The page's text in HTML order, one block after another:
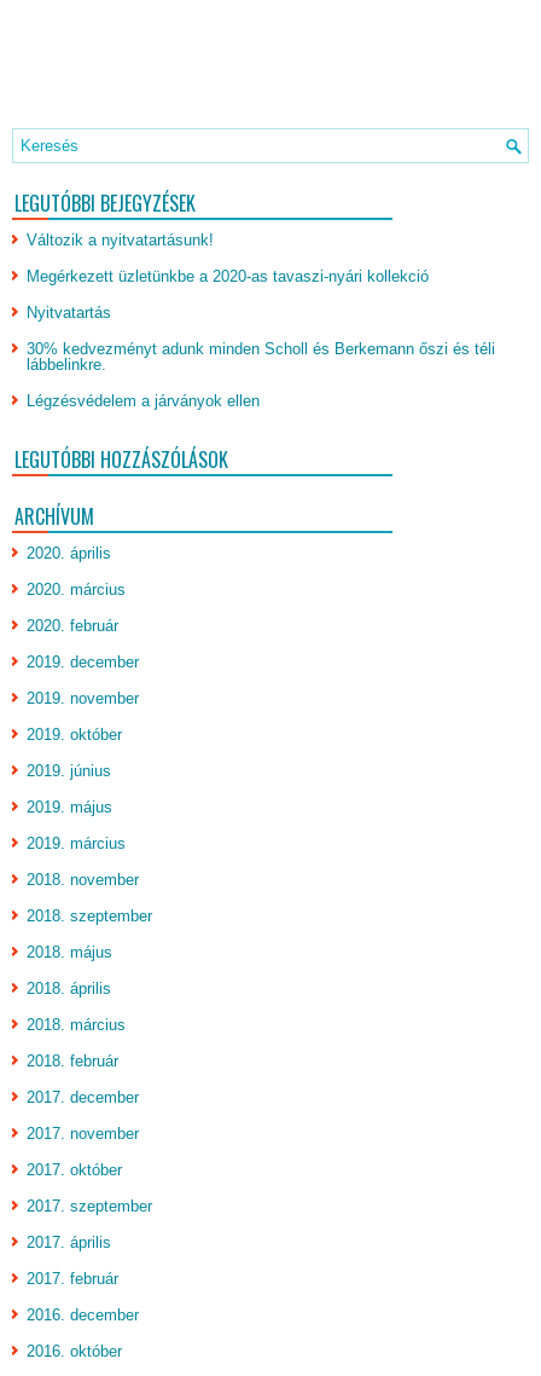
LEGUTÓBBI BEJEGYZÉSEK
Változik a nyitvatartásunk!
Megérkezett üzletünkbe a 2020-as tavaszi-nyári kollekció
Nyitvatartás
30% kedvezményt adunk minden Scholl és Berkemann őszi és téli
lábbelinkre.
Légzésvédelem a járványok ellen
LEGUTÓBBI HOZZÁSZÓLÁSOK
ARCHÍVUM
2020. április
2020. március
2020. február
2019. december
2019. november
2019. október
2019. június
2019. május
2019. március
2018. november
2018. szeptember
2018. május
2018. április
2018. március
2018. február
2017. december
2017. november
2017. október
2017. szeptember
2017. április
2017. február
2016. december
2016. október